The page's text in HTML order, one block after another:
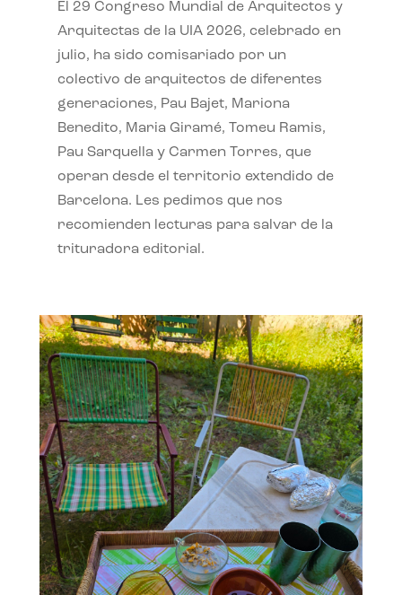
El 29 Congreso Mundial de Arquitectos y
Arquitectas de la UIA 2026, celebrado en
julio, ha sido comisariado por un
colectivo de arquitectos de diferentes
generaciones, Pau Bajet, Mariona
Benedito, Maria Giramé, Tomeu Ramis,
Pau Sarquella y Carmen Torres, que
operan desde el territorio extendido de
Barcelona. Les pedimos que nos
recomienden lecturas para salvar de la
trituradora editorial.